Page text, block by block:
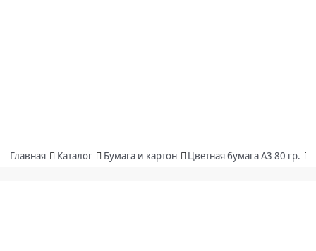
Главная Каталог Бумага и картон Цветная бумага А3 80 гр.